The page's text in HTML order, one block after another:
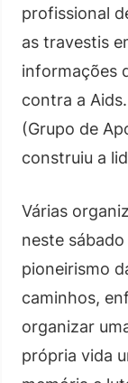
profissional
as travestis
informações
contra a
(Grupo de
construiu a
Várias
neste
pioneirismo
caminhos,
organizar
própria vida